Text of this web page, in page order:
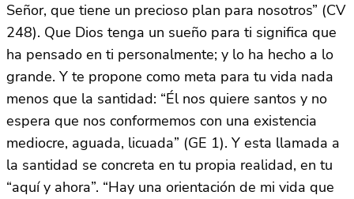
Señor, que tiene un precioso plan para nosotros” (CV
248). Que Dios tenga un sueño para ti significa que
ha pensado en ti personalmente; y lo ha hecho a lo
grande. Y te propone como meta para tu vida nada
menos que la santidad: “Él nos quiere santos y no
espera que nos conformemos con una existencia
mediocre, aguada, licuada” (GE 1). Y esta llamada a
la santidad se concreta en tu propia realidad, en tu
“aquí y ahora”. “Hay una orientación de mi vida que